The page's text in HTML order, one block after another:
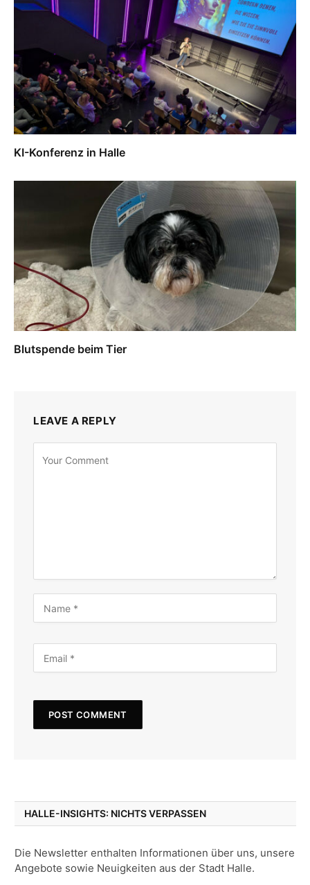
KI-Konferenz in Halle
Blutspende beim Tier
LEAVE A REPLY
HALLE-INSIGHTS: NICHTS VERPASSEN
Die Newsletter enthalten Informationen über uns, unsere
Angebote sowie Neuigkeiten aus der Stadt Halle.